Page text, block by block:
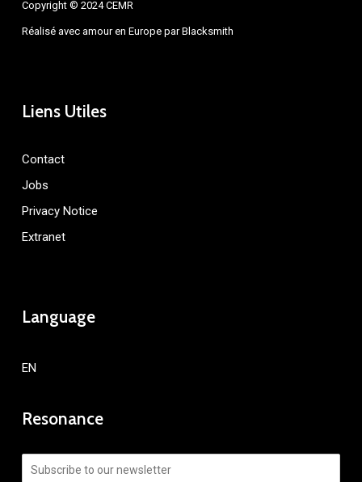
Copyright © 2024 CEMR
Réalisé avec amour en Europe parBlacksmith
Liens Utiles
Contact
Jobs
Privacy Notice
Extranet
Language
EN
Resonance